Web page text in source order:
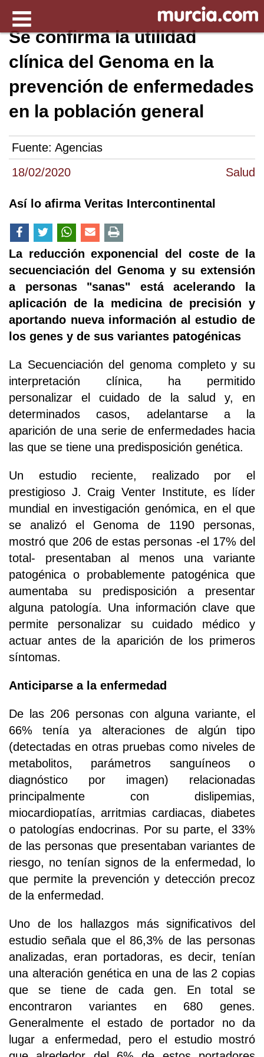
18/02/2020 Salud
Se confirma la utilidad
clínica del Genoma en la
prevención de enfermedades
en la población general
Fuente: Agencias
Así lo afirma Veritas Intercontinental
La reducción exponencial del coste de la
secuenciación del Genoma y su extensión
a personas "sanas" está acelerando la
aplicación de la medicina de precisión y
aportando nueva información al estudio de
los genes y de sus variantes patogénicas
La Secuenciación del genoma completo y su
interpretación clínica, ha permitido
personalizar el cuidado de la salud y, en
determinados casos, adelantarse a la
aparición de una serie de enfermedades hacia
las que se tiene una predisposición genética.
Un estudio reciente, realizado por el
prestigioso J. Craig Venter Institute, es líder
mundial en investigación genómica, en el que
se analizó el Genoma de 1190 personas,
mostró que 206 de estas personas -el 17% del
total- presentaban al menos una variante
patogénica o probablemente patogénica que
aumentaba su predisposición a presentar
alguna patología. Una información clave que
permite personalizar su cuidado médico y
actuar antes de la aparición de los primeros
síntomas.
Anticiparse a la enfermedad
De las 206 personas con alguna variante, el
66% tenía ya alteraciones de algún tipo
(detectadas en otras pruebas como niveles de
metabolitos, parámetros sanguíneos o
diagnóstico por imagen) relacionadas
principalmente con dislipemias,
miocardiopatías, arritmias cardiacas, diabetes
o patologías endocrinas. Por su parte, el 33%
de las personas que presentaban variantes de
riesgo, no tenían signos de la enfermedad, lo
que permite la prevención y detección precoz
de la enfermedad.
Uno de los hallazgos más significativos del
estudio señala que el 86,3% de las personas
analizadas, eran portadoras, es decir, tenían
una alteración genética en una de las 2 copias
que se tiene de cada gen. En total se
encontraron variantes en 680 genes.
Generalmente el estado de portador no da
lugar a enfermedad, pero el estudio mostró